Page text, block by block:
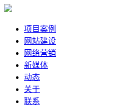
项目案例
网站建设
网络营销
新媒体
动态
关于
联系